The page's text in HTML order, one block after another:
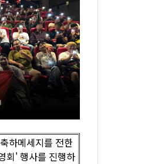
하메세지를 전한
회' 행사를 진행하